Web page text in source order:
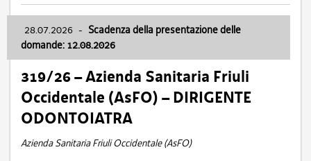
28.07.2026 - Scadenza della presentazione delle
domande: 12.08.2026
319/26 – Azienda Sanitaria Friuli
Occidentale (AsFO) – DIRIGENTE
ODONTOIATRA
Azienda Sanitaria Friuli Occidentale (AsFO)